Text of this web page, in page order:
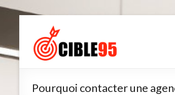
contenuCible95
Pourquoi contacter une